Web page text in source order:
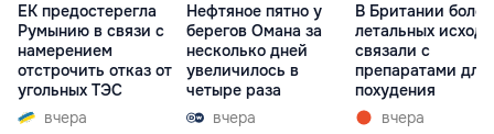
ЕК предостерегла
Румынию в связи с
намерением
отстрочить отказ от
угольных ТЭС
вчера
Нефтяное пятно у
берегов Омана за
несколько дней
увеличилось в
четыре раза
вчера
В Британии
летальных
связали с
препаратами для
похудения
вчера